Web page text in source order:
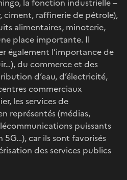
ciment, raffinerie de pétrole),
alimentaires, minoterie,
place importante. Il
également l’importance de
du commerce et des
d’eau, d’électricité,
commerciaux
les services de
représentés (médias,
puissants
car ils sont favorisés
des services publics